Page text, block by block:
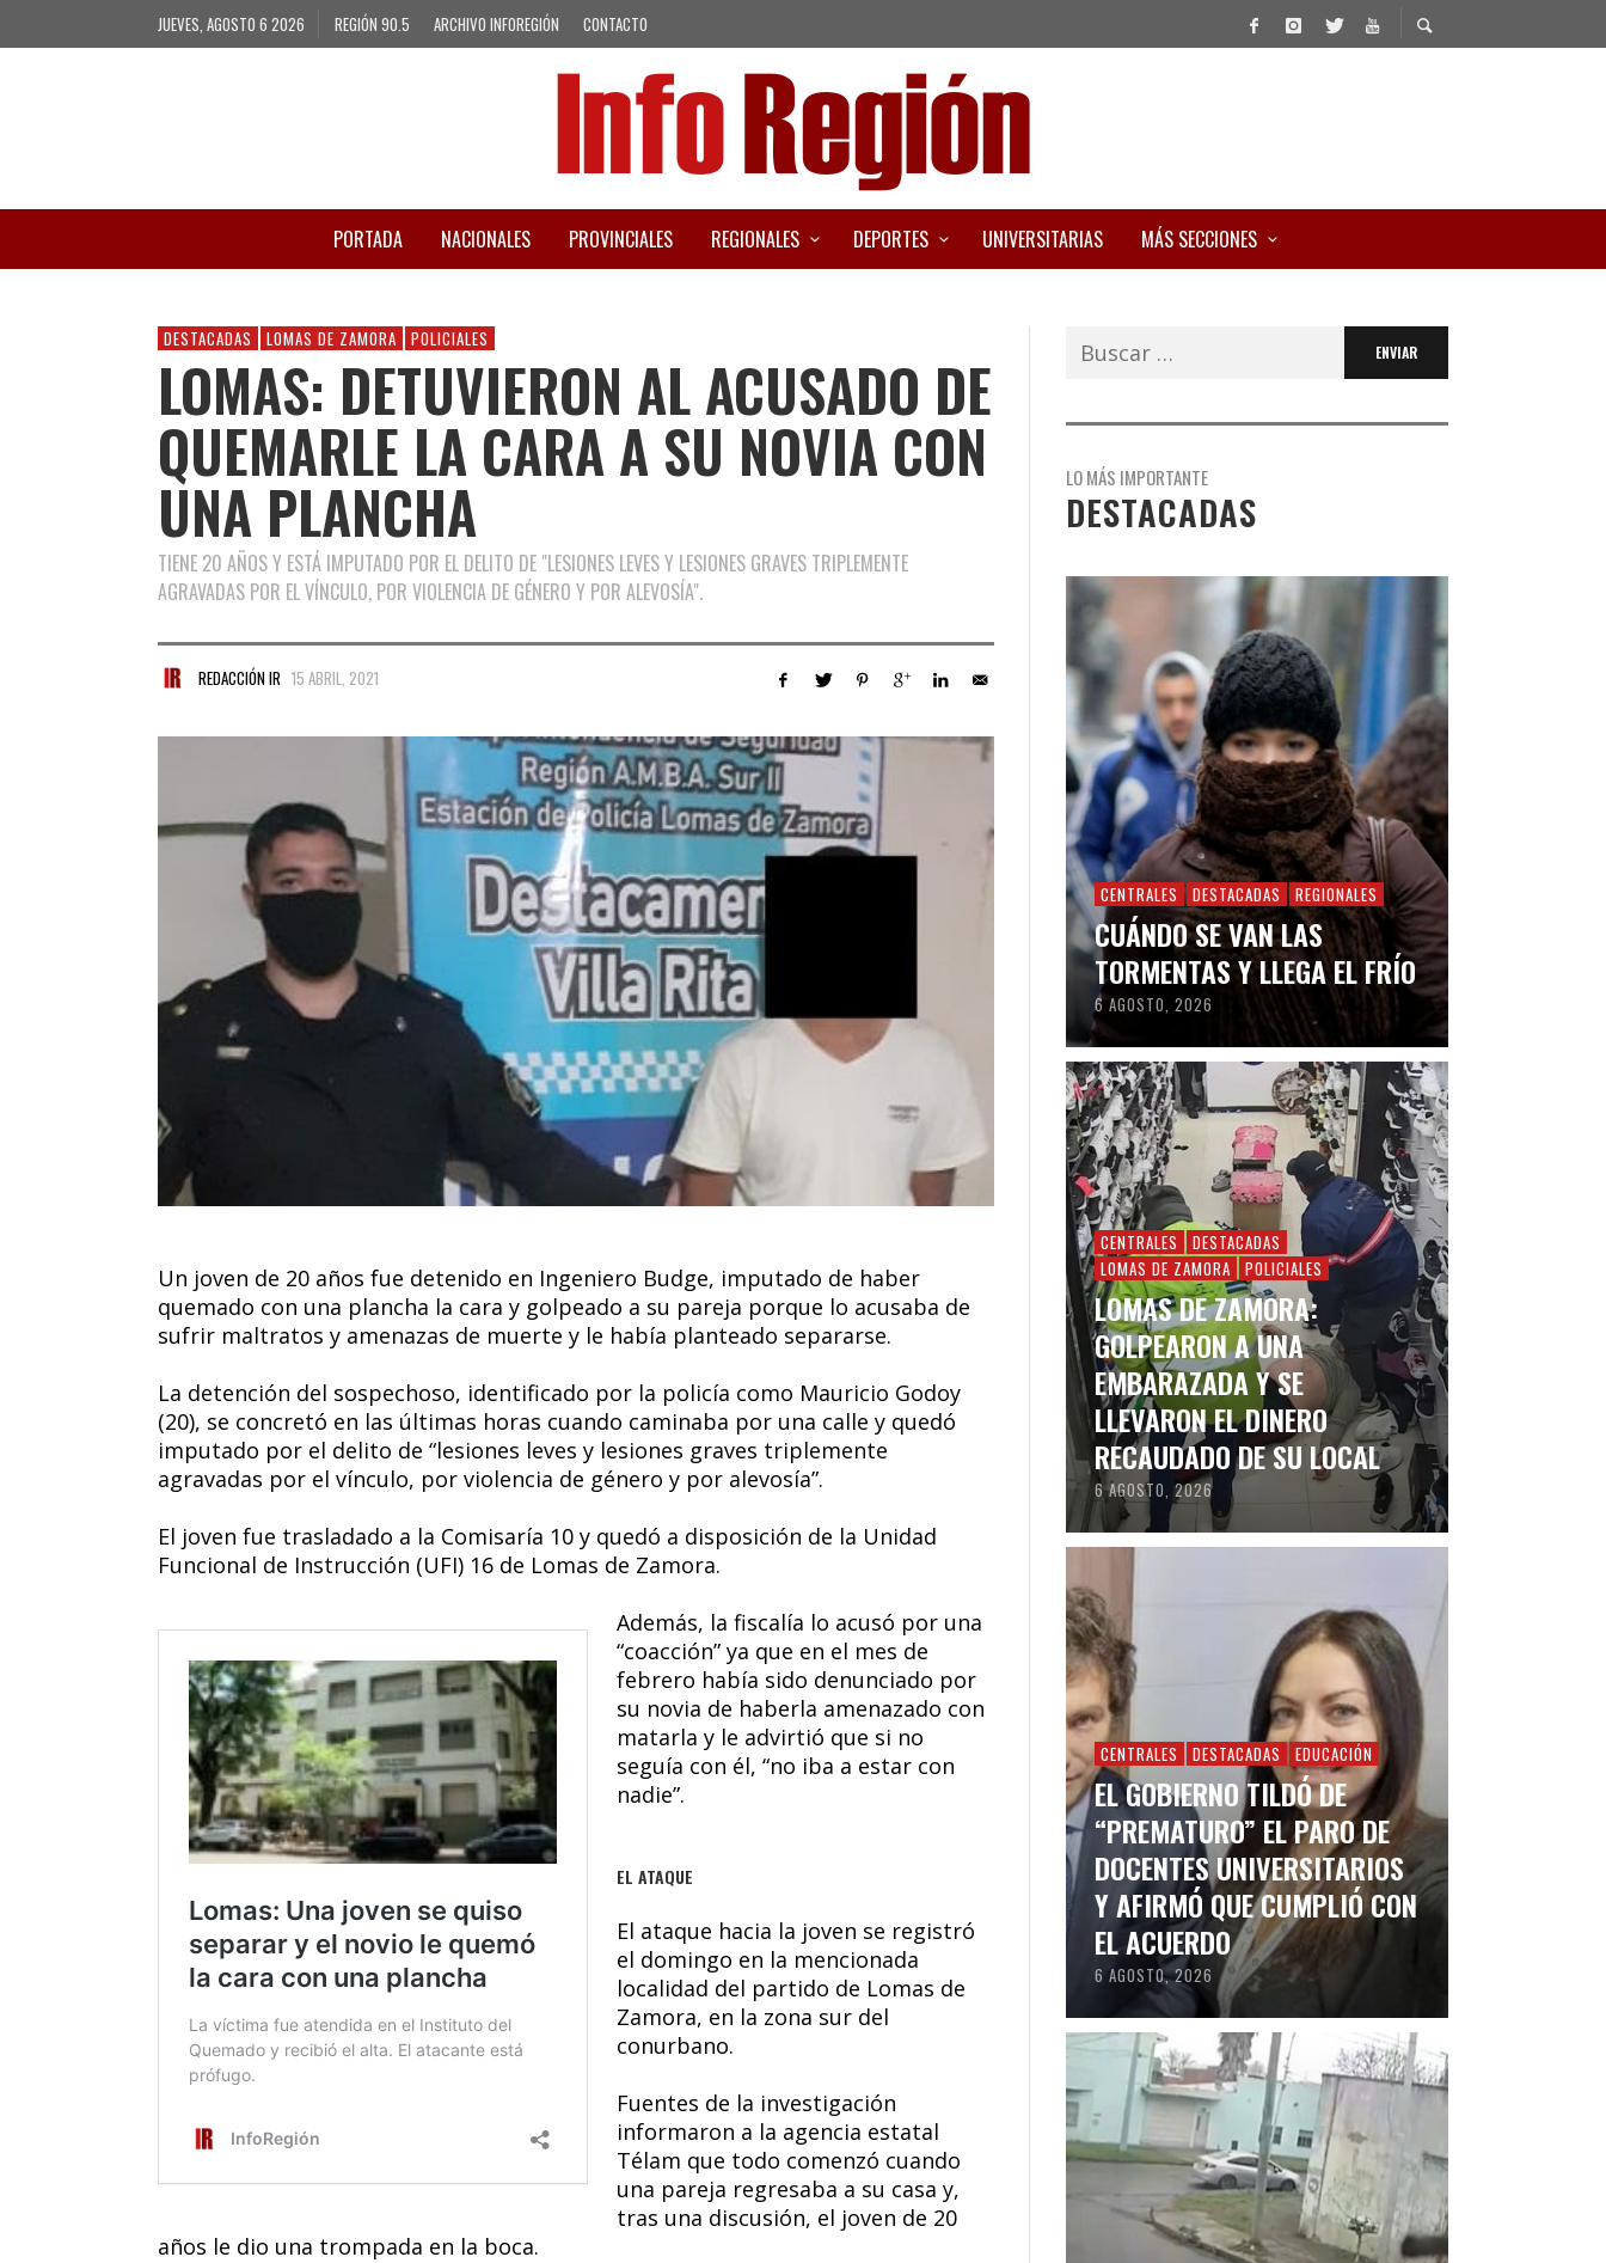
JUEVES, AGOSTO 6 2026 REGIÓN 90.5 ARCHIVO INFOREGIÓN CONTACTO
PORTADA NACIONALES PROVINCIALES REGIONALES DEPORTES UNIVERSITARIAS MÁS SECCIONES
DESTACADAS LOMAS DE ZAMORA POLICIALES
LOMAS: DETUVIERON AL ACUSADO DE
QUEMARLE LA CARA A SU NOVIA CON
UNA PLANCHA
TIENE 20 AÑOS Y ESTÁ IMPUTADO POR EL DELITO DE "LESIONES LEVES Y LESIONES GRAVES TRIPLEMENTE
AGRAVADAS POR EL VÍNCULO, POR VIOLENCIA DE GÉNERO Y POR ALEVOSÍA".
REDACCIÓN IR 15 ABRIL, 2021
Un joven de 20 años fue detenido en Ingeniero Budge, imputado de haber
quemado con una plancha la cara y golpeado a su pareja porque lo acusaba de
sufrir maltratos y amenazas de muerte y le había planteado separarse.
La detención del sospechoso, identificado por la policía como Mauricio Godoy
(20), se concretó en las últimas horas cuando caminaba por una calle y quedó
imputado por el delito de “lesiones leves y lesiones graves triplemente
agravadas por el vínculo, por violencia de género y por alevosía”.
El joven fue trasladado a la Comisaría 10 y quedó a disposición de la Unidad
Funcional de Instrucción (UFI) 16 de Lomas de Zamora.
Además, la fiscalía lo acusó por una
“coacción” ya que en el mes de
febrero había sido denunciado por
su novia de haberla amenazado con
matarla y le advirtió que si no
seguía con él, “no iba a estar con
nadie”.
EL ATAQUE
El ataque hacia la joven se registró
el domingo en la mencionada
localidad del partido de Lomas de
Zamora, en la zona sur del
conurbano.
Fuentes de la investigación
informaron a la agencia estatal
Télam que todo comenzó cuando
una pareja regresaba a su casa y,
tras una discusión, el joven de 20
años le dio una trompada en la boca.
Buscar:
LO MÁS IMPORTANTE
DESTACADAS
CENTRALES DESTACADAS REGIONALES
CUÁNDO SE VAN LAS
TORMENTAS Y LLEGA EL FRÍO
6 AGOSTO, 2026
CENTRALES
DESTACADAS
LOMAS DE ZAMORA
POLICIALES
LOMAS DE ZAMORA:
GOLPEARON A UNA
EMBARAZADA Y SE
LLEVARON EL DINERO
RECAUDADO DE SU LOCAL
6 AGOSTO, 2026
CENTRALES DESTACADAS EDUCACIÓN
EL GOBIERNO TILDÓ DE
“PREMATURO” EL PARO DE
DOCENTES UNIVERSITARIOS
Y AFIRMÓ QUE CUMPLIÓ CON
EL ACUERDO
6 AGOSTO, 2026